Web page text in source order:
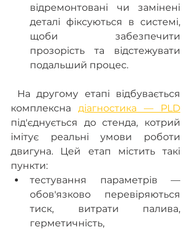
відремонтовані чи замінені
деталі фіксуються в системі,
щоби забезпечити
прозорість та відстежувати
подальший процес.
На другому етапі відбувається
комплексна діагностика — PLD
під'єднується до стенда, котрий
імітує реальні умови роботи
двигуна. Цей етап містить такі
пункти:
тестування параметрів —
обов'язково перевіряються
тиск, витрати палива,
герметичність,